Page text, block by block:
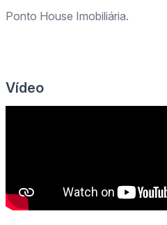
Ponto House Imobiliária.
Vídeo